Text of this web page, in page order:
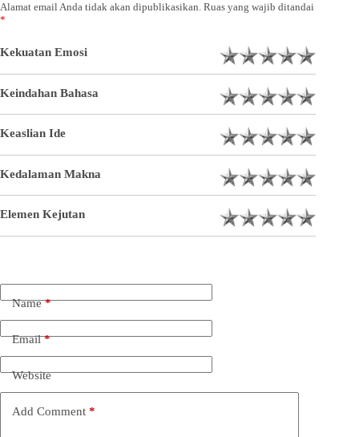
Alamat email Anda tidak akan dipublikasikan. Ruas yang wajib ditandai
*
Kekuatan Emosi
Keindahan Bahasa
Keaslian Ide
Kedalaman Makna
Elemen Kejutan
Name*
Email*
Website
Add Comment *